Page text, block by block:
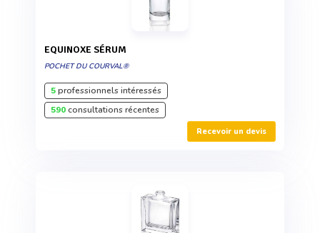
EQUINOXE SÉRUM
POCHET DU COURVAL®
5professionnels intéressés
590consultations récentes
Recevoir un devis